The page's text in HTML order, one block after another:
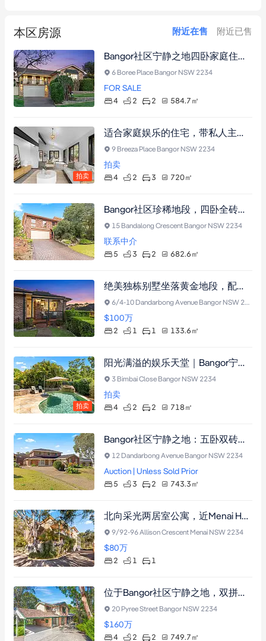
本区房源 附近在售 附近已售
Bangor社区宁静之地四卧家庭住宅，近购物中心与公交，带入地泳池及双车位车库
6 Boree Place Bangor NSW 2234
FOR SALE
4 2 2 584.7 ㎡
拍卖
适合家庭娱乐的住宅，带私人主卧套房
9 Breeza Place Bangor NSW 2234
拍卖
4 2 3 720㎡
Bangor社区珍稀地段，四卧全砖别墅，双车位车库，入地泳池，潜力无限
15 Bandalong Crescent Bangor NSW 2234
联系中介
5 3 2 682.6 ㎡
绝美独栋别墅坐落黄金地段，配备中央空调与私密庭院，毗邻Bangor购物中心及名校
6/4-10 Dandarbong Avenue Bangor NSW 2234
$100万
2 1 1 133.6 ㎡
拍卖
阳光满溢的娱乐天堂｜Bangor宁静之地错层住宅，拥绿意景观与恒温泳池
3 Bimbai Close Bangor NSW 2234
拍卖
4 2 2 718 ㎡
Bangor社区宁静之地：五卧双砖住宅，743.3平米转角地块，双车位车库，近购物中心与名校
12 Dandarbong Avenue Bangor NSW 2234
Auction | Unless Sold Prior
5 3 2 743.3 ㎡
北向采光两居室公寓，近Menai HomeCo及学校，宽敞阳台，带锁车位，生活便利投资佳选。
9/92-96 Allison Crescent Menai NSW 2234
$80万
2 1 1
位于Bangor社区宁静之地，双拼别墅拥揽葱翠景致，设中央厨房与带顶露台，主卧含休憩区及衣帽间，毗邻学区与购物中心。
20 Pyree Street Bangor NSW 2234
$160万
4 2 2 749.7 ㎡